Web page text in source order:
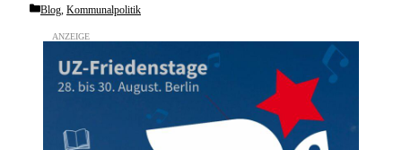
Categories
Blog Kommunalpolitik